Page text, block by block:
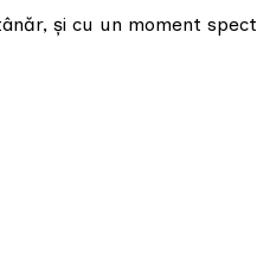
și cu un moment